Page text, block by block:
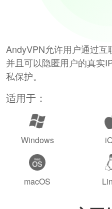
AndyVPN允许用户通过互
并且可以隐匿用户的真实
私保护。
适用于：
Windows
macOS